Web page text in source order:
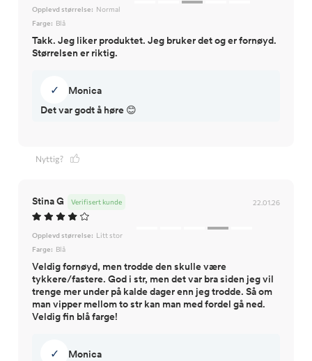
Opplevd størrelse: Normal
Farge: Blå
Takk. Jeg liker produktet. Jeg bruker det og er fornøyd.
Størrelsen er riktig.
✓
Monica
Det var godt å høre 😊
Nyttig?
Stina G 22.01.26
Verifisert kunde
Opplevd størrelse: Litt stor
Farge: Blå
Veldig fornøyd, men trodde den skulle være
tykkere/fastere. God i str, men det var bra siden jeg vil
trenge mer under på kalde dager enn jeg trodde. Så om
man vipper mellom to str kan man med fordel gå ned.
Veldig fin blå farge!
✓
Monica